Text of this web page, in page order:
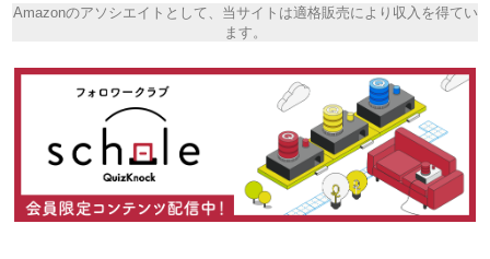
Amazonのアソシエイトとして、当サイトは適格販売により収入を得てい
ます。